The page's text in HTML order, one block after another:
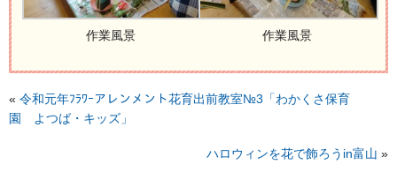
作業風景 作業風景
« 令和元年ﾌﾗﾜｰアレンメント花育出前教室№3「わかくさ保育
園 よつば・キッズ」
ハロウィンを花で飾ろうin富山 »